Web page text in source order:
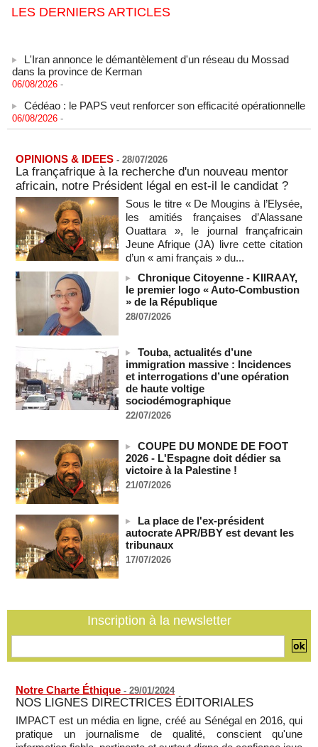
LES DERNIERS ARTICLES
dans la province de Kerman
06/08/2026 -
06/08/2026
L'armée nigériane obtient une hausse salariale historique
Au Nigeria, plus de 300 victimes d’enlèvements ont été
libérées
06/08/2026 -
Au Nigeria, plus de 300 victimes d’enlèvements ont été
libérées
06/08/2026 -
Soutenir l’intégrité de l’information à Sao Tomé-et-Principe à
l’approche des élections
06/08/2026 -
Taïwan bloque un pont stratégique lors de la simulation d'une
invasion par la Chine
06/08/2026 -
Les Bourses mondiales suspendues au Moyen-Orient,
records en Europe
06/08/2026 -
Soudan du Sud : Les avocats de Riek Machar sollicitent un
accès à leur client avant la prochaine audience
France-Algérie: l'affaire Mehdi Laribi relance la coopération
policière contre le narcotrafic
06/08/2026 -
Guinée : l'absence du président Doumbouya ravive les
tensions politiques
06/08/2026 -
Bénin: le nouveau Sénat élit son premier président
06/08/2026 -
La Centrafrique et le Cameroun apaisent les tensions après
un incident frontalier
OPINIONS & IDEES - 28/07/2026
La françafrique à la recherche d'un nouveau mentor
africain, notre Président légal en est-il le candidat ?
Sous le titre « De Mougins à l’Elysée,
les amitiés françaises d’Alassane
Ouattara », le journal françafricain
Jeune Afrique (JA) livre cette citation
d’un « ami français » du...
Chronique Citoyenne - KIIRAAY,
le premier logo « Auto-Combustion
» de la République
28/07/2026
Touba, actualités d’une
immigration massive : Incidences
et interrogations d’une opération
de haute voltige
sociodémographique
22/07/2026
COUPE DU MONDE DE FOOT
2026 - L'Espagne doit dédier sa
victoire à la Palestine !
21/07/2026
La place de l'ex-président
autocrate APR/BBY est devant les
tribunaux
17/07/2026
Inscription à la newsletter
Notre Charte Éthique - 29/01/2024
NOS LIGNES DIRECTRICES ÉDITORIALES
IMPACT est un média en ligne, créé au Sénégal en 2016, qui
pratique un journalisme de qualité, conscient qu'une